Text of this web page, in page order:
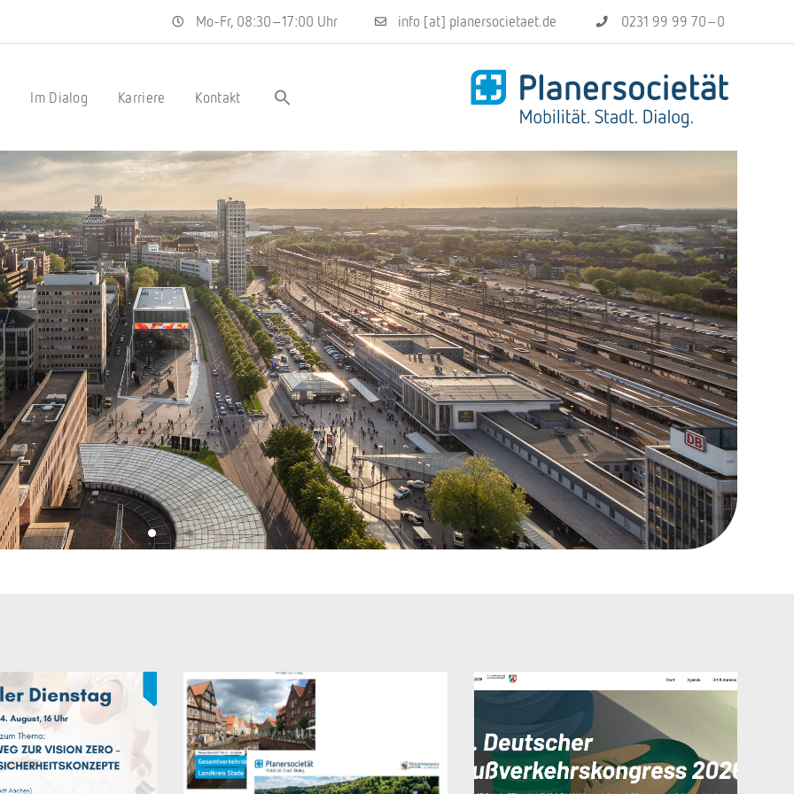
Mo-Fr, 08:30–17:00 Uhr info [at] planersocietaet.de 0231 99 99 70–0
Im Dialog Karriere Kontakt